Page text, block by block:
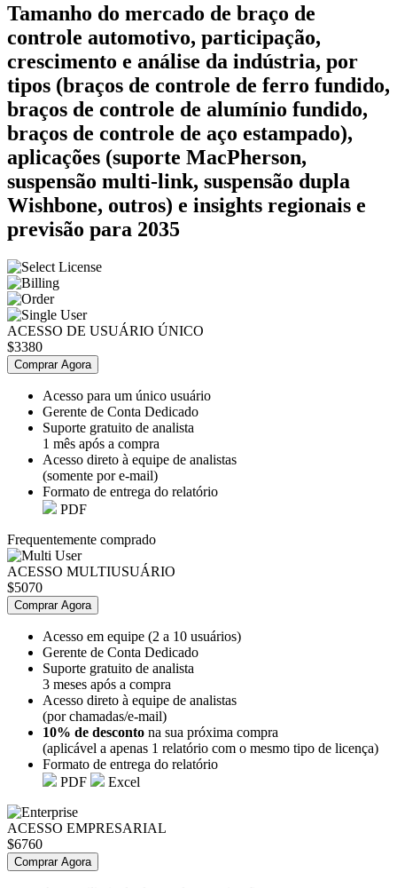
Tamanho do mercado de braço de
controle automotivo, participação,
crescimento e análise da indústria, por
tipos (braços de controle de ferro fundido,
braços de controle de alumínio fundido,
braços de controle de aço estampado),
aplicações (suporte MacPherson,
suspensão multi-link, suspensão dupla
Wishbone, outros) e insights regionais e
previsão para 2035
ACESSO DE USUÁRIO ÚNICO
$3380
Comprar Agora
Acesso para um único usuário
Gerente de Conta Dedicado
Suporte gratuito de analista
1 mês após a compra
Acesso direto à equipe de analistas
(somente por e-mail)
Formato de entrega do relatório
PDF
Frequentemente comprado
ACESSO MULTIUSUÁRIO
$5070
Comprar Agora
Acesso em equipe (2 a 10 usuários)
Gerente de Conta Dedicado
Suporte gratuito de analista
3 meses após a compra
Acesso direto à equipe de analistas
(por chamadas/e-mail)
10% de desconto na sua próxima compra
(aplicável a apenas 1 relatório com o mesmo tipo de licença)
Formato de entrega do relatório
PDF
Excel
ACESSO EMPRESARIAL
$6760
Comprar Agora